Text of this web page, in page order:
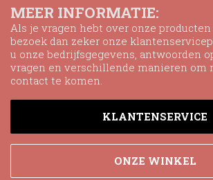
MEER INFORMATIE:
Als je vragen hebt over onze producten
bezoek dan zeker onze
u onze bedrijfsgegevens, antwoorden
vragen en verschillende manieren om
contact te komen.
KLANTENSERVICE
ONZE WINKEL